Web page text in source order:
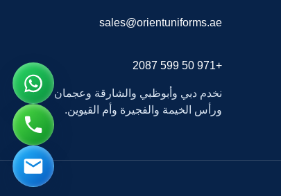
sales@orientuniforms.ae
+971 50 599 2087
نخدم دبي وأبوظبي والشارقة وعجمان
ورأس الخيمة والفجيرة وأم القيوين.